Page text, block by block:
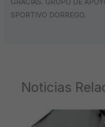
SPORTIVO DORREGO.
Noticias